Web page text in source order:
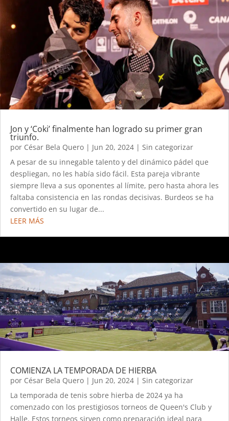
Jon y ‘Coki’ finalmente han logrado su primer gran
triunfo.
por César Bela Quero | Jun 20, 2024 | Sin categorizar
A pesar de su innegable talento y del dinámico pádel que
despliegan, no les había sido fácil. Esta pareja vibrante
siempre lleva a sus oponentes al límite, pero hasta ahora les
faltaba consistencia en las rondas decisivas. Burdeos se ha
convertido en su lugar de...
LEER MÁS
COMIENZA LA TEMPORADA DE HIERBA
por César Bela Quero | Jun 20, 2024 | Sin categorizar
La temporada de tenis sobre hierba de 2024 ya ha
comenzado con los prestigiosos torneos de Queen's Club y
Halle. Estos torneos sirven como preparación ideal para